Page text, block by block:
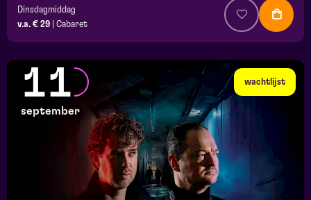
Dinsdagmiddag
v.a. € 29
Cabaret
wachtlijst
11
september